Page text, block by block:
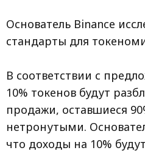
Основатель Binance
стандарты для
В соответствии с
10% токенов будут
продажи, оставшиеся
нетронутыми.
что доходы на 10%